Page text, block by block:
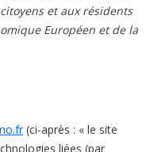
et aux résidents
Européen et de la
(ci-après : « le site
liées (par